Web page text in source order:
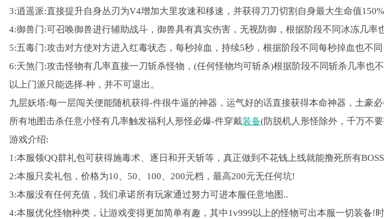
3:逍遥派:直接提升自身丛刃为V4增加大里攻速和移速，并获得刀刀切割自身最大生命值
4:御兽门:可召唤御兽进行辅助战斗，御兽具有真实伤害，无视防御，根据阶段不同冰冻几率
5:五毒门:攻击对方使对方进入红毒状态，每秒掉血，持续5秒，根据阶段不同每秒掉血也不同
6:天煞门:攻击怪物有几率直接一刀斩杀怪物，(任何怪物均可斩杀)根据阶段不同斩杀几率也
以上门派只能选择-种，并不可退出。
九层妖塔:每一层闯关便能随机获得-件很牛逼的神器，运气好的话直接获得本命神器，土豪
所有地图击杀任意小怪有几率触发福利人形怪必爆-件穿戴装备(防脱机人形怪除外，千万不
游戏介绍:
1:本服领QQ群礼包可获得施毒术、逐日和开天斩等，真正做到不花钱上线就能撸死所有
2:本服只卖礼包，价格为10、50、100、200元档，最高200元无任何坑!
3:本服没有任何充值，我们承诺所有玩家通过努力可进本服任意地图..
4:本服优化怪物种类，让游戏变得更加简单有趣，其中1v999以上的怪物可出本服一切装备!